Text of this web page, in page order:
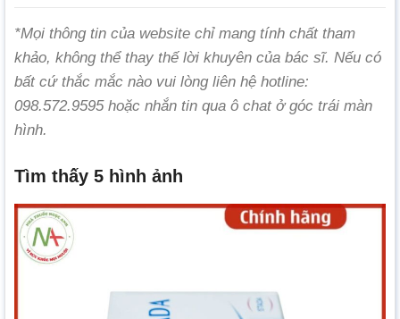
*Mọi thông tin của website chỉ mang tính chất tham
khảo, không thể thay thế lời khuyên của bác sĩ. Nếu có
bất cứ thắc mắc nào vui lòng liên hệ hotline:
098.572.9595 hoặc nhắn tin qua ô chat ở góc trái màn
hình.
Tìm thấy 5 hình ảnh